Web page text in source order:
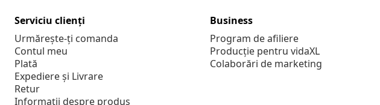
Serviciu clienți
Urmărește-ți comanda
Contul meu
Plată
Expediere și Livrare
Retur
Informații despre produs
Business
Program de afiliere
Producție pentru vidaXL
Colaborări de marketing